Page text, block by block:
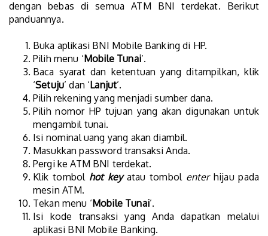
dengan bebas di semua ATM BNI terdekat. Berikut
panduannya.
Buka aplikasi BNI Mobile Banking di HP.
Pilih menu ‘Mobile Tunai’.
Baca syarat dan ketentuan yang ditampilkan, klik
‘Setuju’ dan ‘Lanjut’.
Pilih rekening yang menjadi sumber dana.
Pilih nomor HP tujuan yang akan digunakan untuk
mengambil tunai.
Isi nominal uang yang akan diambil.
Masukkan password transaksi Anda.
Pergi ke ATM BNI terdekat.
Klik tombol hot keyatau tombol enterhijau pada
mesin ATM.
Tekan menu ‘Mobile Tunai’.
Isi kode transaksi yang Anda dapatkan melalui
aplikasi BNI Mobile Banking.